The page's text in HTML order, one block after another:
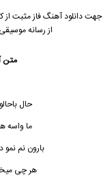
از رسانه
حال
ما واسه
بارون نم
هر چی